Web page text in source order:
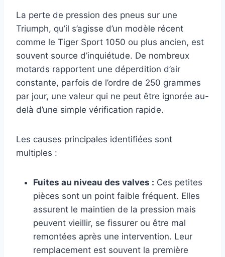
La perte de pression des pneus sur une
Triumph, qu’il s’agisse d’un modèle récent
comme le Tiger Sport 1050 ou plus ancien, est
souvent source d’inquiétude. De nombreux
motards rapportent une déperdition d’air
constante, parfois de l’ordre de 250 grammes
par jour, une valeur qui ne peut être ignorée au-
delà d’une simple vérification rapide.
Les causes principales identifiées sont
multiples :
Fuites au niveau des valves : Ces petites
pièces sont un point faible fréquent. Elles
assurent le maintien de la pression mais
peuvent vieillir, se fissurer ou être mal
remontées après une intervention. Leur
remplacement est souvent la première